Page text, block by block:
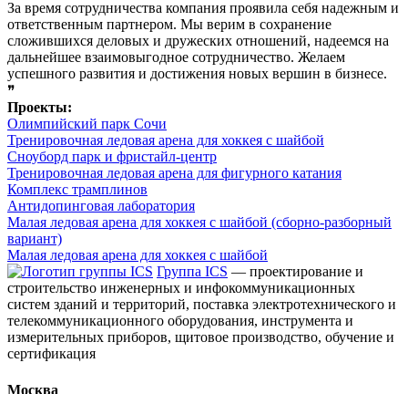
За время сотрудничества компания проявила себя надежным и
ответственным партнером. Мы верим в сохранение
сложившихся деловых и дружеских отношений, надеемся на
дальнейшее взаимовыгодное сотрудничество. Желаем
успешного развития и достижения новых вершин в бизнесе.
❞
Проекты:
Олимпийский парк Сочи
Тренировочная ледовая арена для хоккея с шайбой
Сноуборд парк и фристайл-центр
Тренировочная ледовая арена для фигурного катания
Комплекс трамплинов
Антидопинговая лаборатория
Малая ледовая арена для хоккея с шайбой (сборно-разборный
вариант)
Малая ледовая арена для хоккея с шайбой
Группа ICS — проектирование и
строительство инженерных и инфокоммуникационных
систем зданий и территорий, поставка электротехнического и
телекоммуникационного оборудования, инструмента и
измерительных приборов, щитовое производство, обучение и
сертификация
Москва